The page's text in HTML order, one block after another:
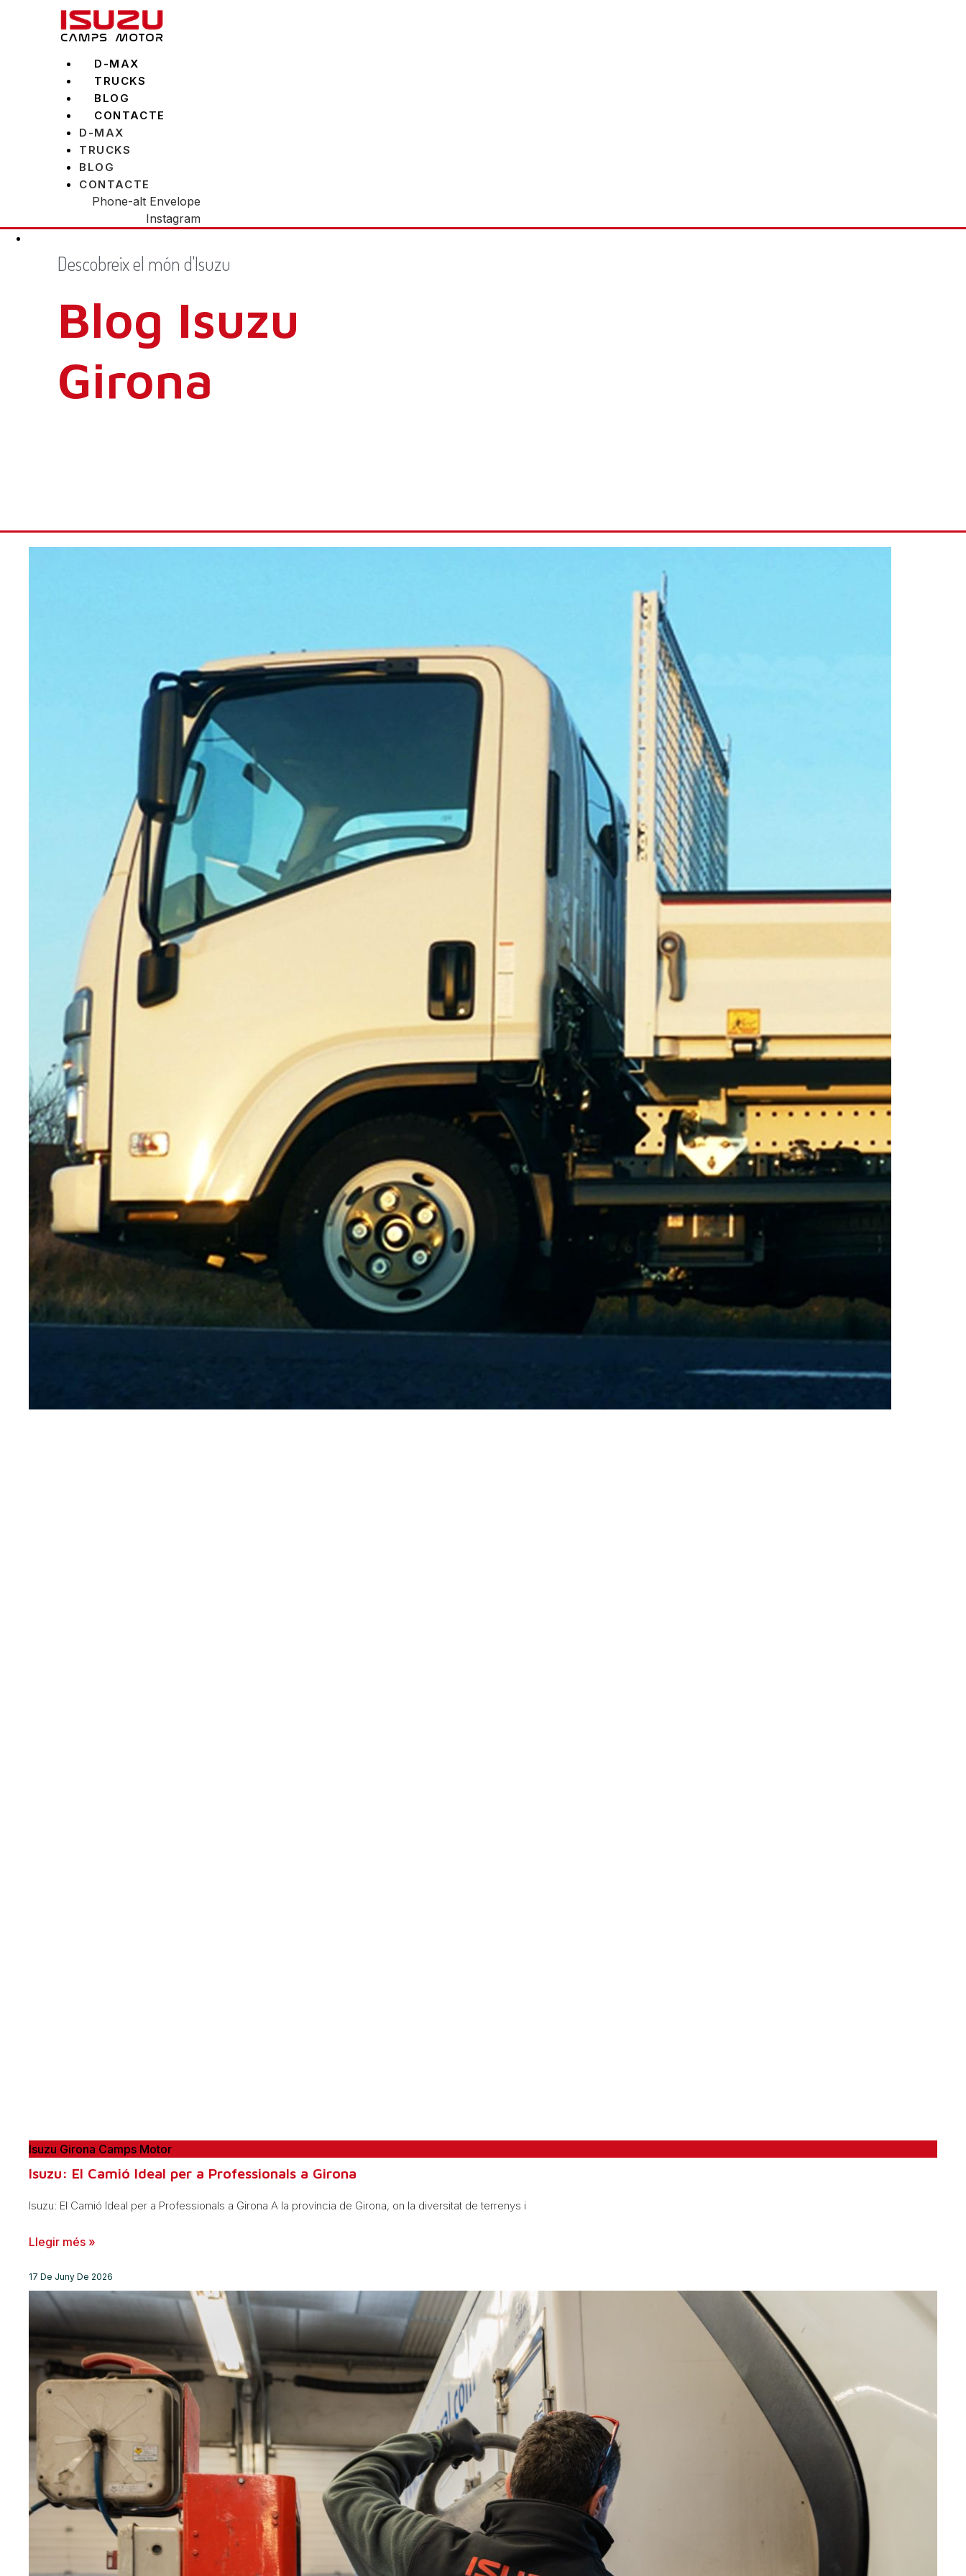
D-MAX
TRUCKS
BLOG
CONTACTE
D-MAX
TRUCKS
BLOG
CONTACTE
Phone-alt Envelope
Instagram
Descobreix el món d'Isuzu
Blog Isuzu
Girona
Isuzu Girona Camps Motor
Isuzu: El Camió Ideal per a Professionals a Girona
Isuzu: El Camió Ideal per a Professionals a Girona A la província de Girona, on la diversitat de terrenys i
Llegir més »
17 De Juny De 2026